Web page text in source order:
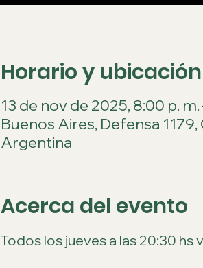
Horario y ubicación
13 de nov de 2025, 8:00 p. m.
Buenos Aires, Defensa
Argentina
Acerca del evento
Todos los jueves a las 20:30 hs